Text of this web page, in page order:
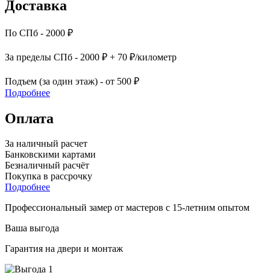
Доставка
По СПб - 2000 ₽
За пределы СПб - 2000 ₽ + 70 ₽/километр
Подъем (за один этаж) - от 500 ₽
Подробнее
Оплата
За наличный расчет
Банковскими картами
Безналичный расчёт
Покупка в рассрочку
Подробнее
Профессиональный замер от мастеров с 15-летним опытом
Ваша выгода
Гарантия на двери и монтаж